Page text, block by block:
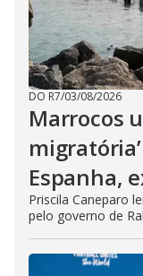
DO R7/03/08/2026
Marrocos
Espanha,
Priscila Caneparo
pelo governo de